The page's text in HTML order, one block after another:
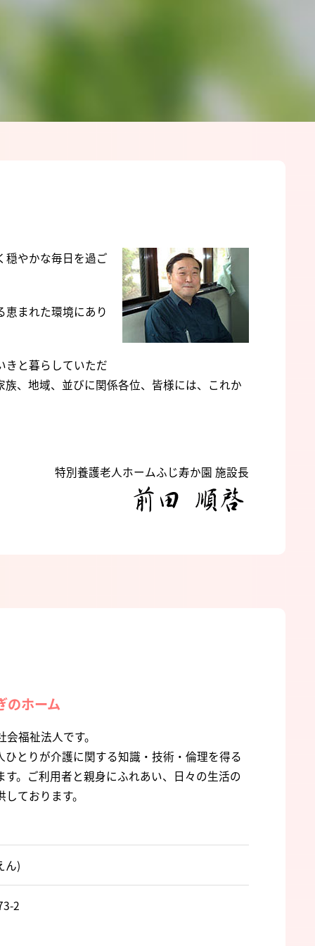
穏やかな毎日を過ご
まれた環境にあり
きと暮らしていただ
、地域、並びに関係各位、皆様には、これか
特別養護老人ホームふじ寿か園 施設長
のホーム
福祉法人です。
とりが介護に関する知識・技術・倫理を得る
。ご利用者と親身にふれあい、日々の生活の
ております。
ん)
2